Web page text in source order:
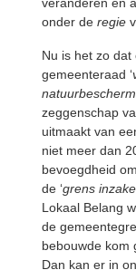
onder de regie
Nu is het zo
gemeenteraad ‘
zeggenschap
uitmaakt van
niet meer dan
bevoegdheid
de ‘grens
Lokaal Belang
de
bebouwde kom
Dan kan er in